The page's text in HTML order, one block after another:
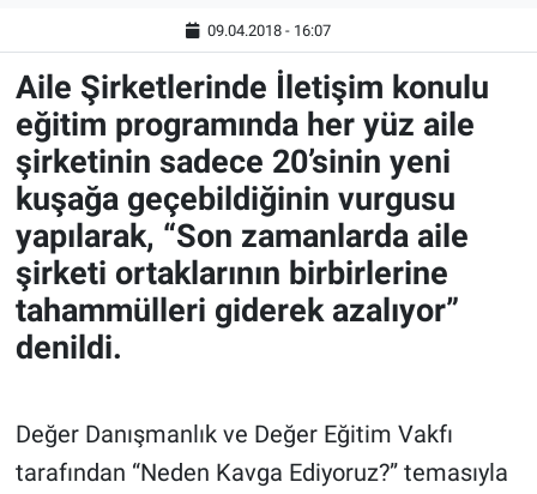
09.04.2018 - 16:07
Aile Şirketlerinde İletişim konulu
eğitim programında her yüz aile
şirketinin sadece 20’sinin yeni
kuşağa geçebildiğinin vurgusu
yapılarak, “Son zamanlarda aile
şirketi ortaklarının birbirlerine
tahammülleri giderek azalıyor”
denildi.
Değer Danışmanlık ve Değer Eğitim Vakfı
tarafından “Neden Kavga Ediyoruz?” temasıyla